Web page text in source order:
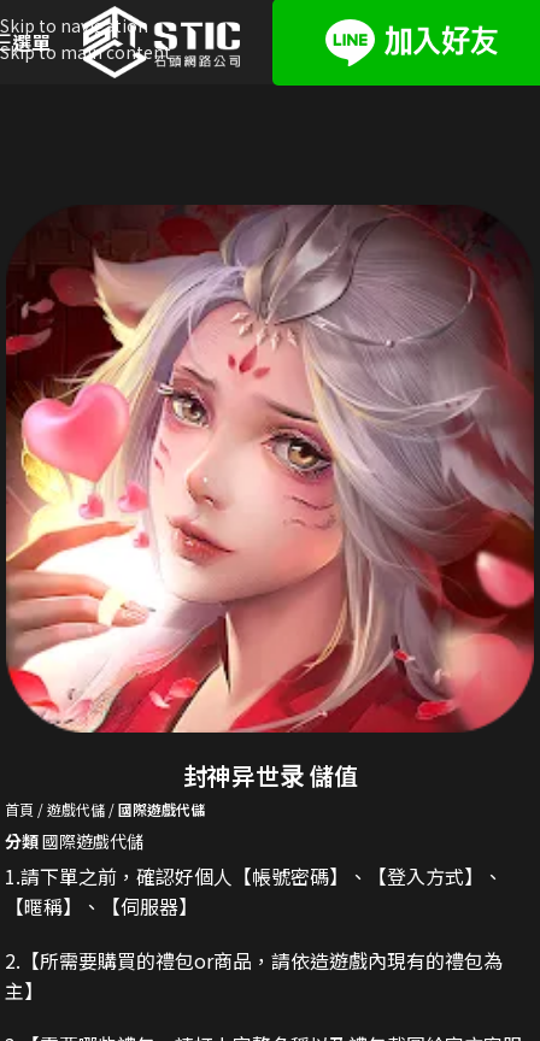
Skip to navigation
Skip to main content
選單
封神异世录 儲值
首頁 遊戲代儲 國際遊戲代儲
分類國際遊戲代儲
1.請下單之前，確認好個人【帳號密碼】、【登入方式】、
【暱稱】、【伺服器】
2. 【所需要購買的禮包or商品，請依造遊戲內現有的禮包為
主】